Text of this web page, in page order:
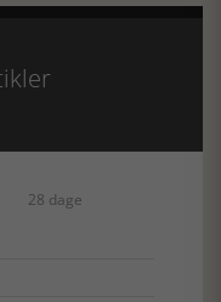
28 dage